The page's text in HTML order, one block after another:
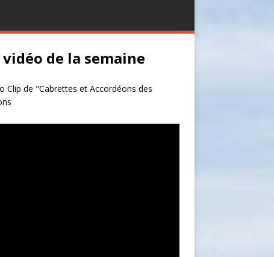
vidéo de la semaine
Clip de "Cabrettes et Accordéons des